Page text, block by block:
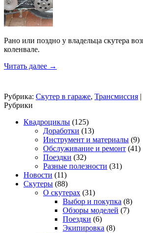
Рано или поздно у владельца скутера
коленвале.
Читать далее →
Рубрика: Скутер в гараже, Трансмиссия |
Рубрики
Квадроциклы (125)
Доработки (13)
Инструмент и материалы (9)
Обслуживание и ремонт (41)
Поездки (32)
Разные полезности (31)
Новости (11)
Скутеры (88)
О скутерах (31)
Выбор и покупка (8)
Обзоры моделей (7)
Поездки (6)
Экипировка (8)